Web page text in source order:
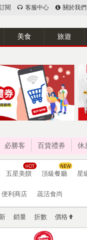
閱 客服中心 關於我們
美食 旅遊
必勝客 百貨禮券 休
五星美饌 頂級餐廳 星
便利商店 蔬活食尚
銷量 折數 價格